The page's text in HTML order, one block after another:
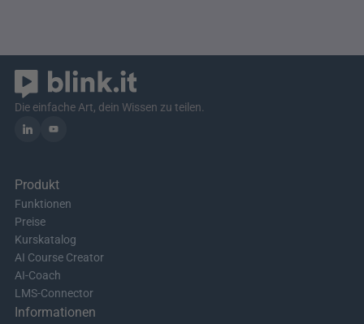
Die einfache Art, dein Wissen zu teilen.
Produkt
Funktionen
Preise
Kurskatalog
AI Course Creator
AI-Coach
LMS-Connector
Informationen